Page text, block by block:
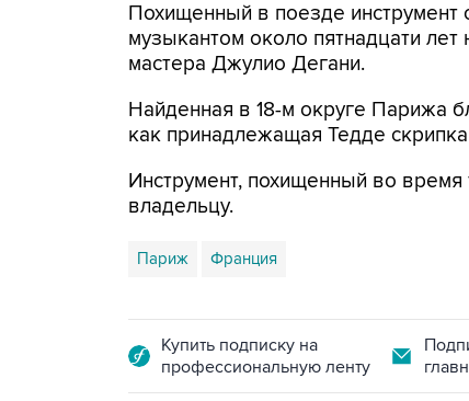
Похищенный в поезде инструмент
музыкантом около пятнадцати лет
мастера Джулио Дегани.
Найденная в 18-м округе Парижа
как принадлежащая Тедде
Инструмент, похищенный во
владельцу.
Париж Франция
Купить подписку на
профессиональную ленту